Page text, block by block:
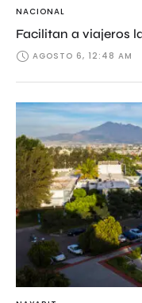
NACIONAL
Facilitan a viajeros
AGOSTO 6, 12:48 AM